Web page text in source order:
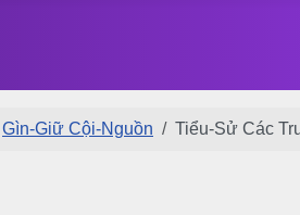
Gìn-Giữ Cội-Nguồn Tiểu-Sử Các